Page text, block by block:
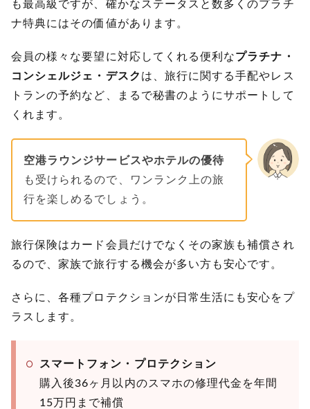
も最高級ですが、確かなステータスと数多くのプラチ
ナ特典にはその価値があります。
会員の様々な要望に対応してくれる便利なプラチナ・
コンシェルジェ・デスク は、旅行に関する手配やレス
トランの予約など、まるで秘書のようにサポートして
くれます。
空港ラウンジサービスやホテルの優待
も受けられるので、ワンランク上の旅
行を楽しめるでしょう。
旅行保険はカード会員だけでなくその家族も補償され
るので、家族で旅行する機会が多い方も安心です。
さらに、各種プロテクションが日常生活にも安心をプ
ラスします。
スマートフォン・プロテクション
購入後36ヶ月以内のスマホの修理代金を年間
15万円まで補償